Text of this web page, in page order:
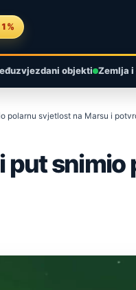
objekti Zemlja
polarnu svjetlost na Marsu i
put